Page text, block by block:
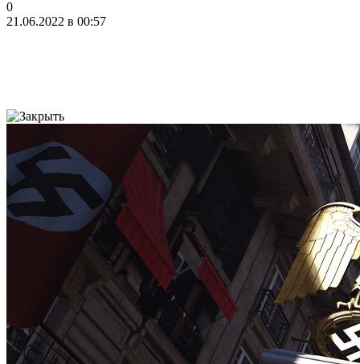
0
21.06.2022 в 00:57